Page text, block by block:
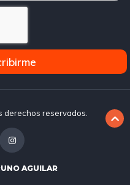
derechos reservados.
AGUILAR